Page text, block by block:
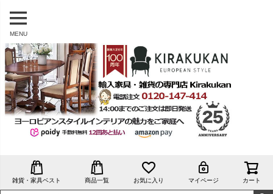
MENU
雑貨・家具ベスト 商品一覧 お気に入り マイページ カート